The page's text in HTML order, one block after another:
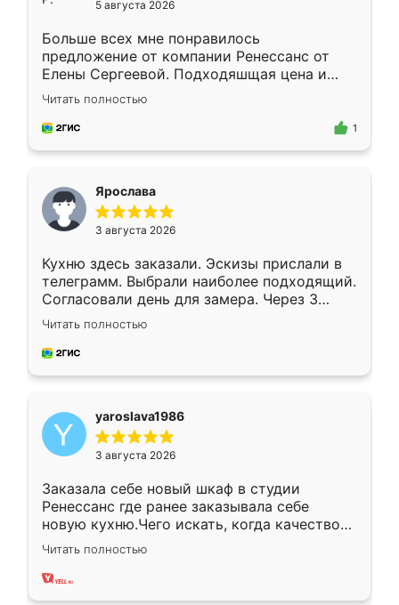
5 августа 2026
Больше всех мне понравилось
предложение от компании Ренессанс от
Елены Сергеевой. Подходяшщая цена и
короткие сроки изготовления. Приехавший
для замера сотрудник Владислав
предложил по моему эскизу самый
Читать полностью
1
Ярослава
3 августа 2026
Кухню здесь заказали. Эскизы прислали в
телеграмм. Выбрали наиболее подходящий.
Согласовали день для замера. Через 3
недели кухня была уже готова. Остались
довольны работой. Спасибо Ренессанс
мебель за качественную работу!
Читать полностью
yaroslava1986
3 августа 2026
Заказала себе новый шкаф в студии
Ренессанс где ранее заказывала себе
новую кухню.Чего искать, когда качеством
вполне довольна. Служит кухня уже почти
два года, нареканий нет.
Читать полностью